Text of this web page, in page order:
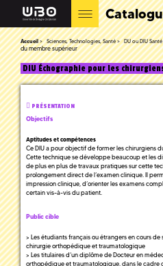
Accueil Sciences, Technologies, Santé DU ou DIU Santé
du membre supérieur
DIU Échographie pour les
PRÉSENTATION
Objectifs
Aptitudes et compétences
Ce DIU a pour objectif de former les chirurgiens
Cette technique se développe beaucoup et les
de plus en plus de travaux pratiques sur cette
prolongement direct de l’examen clinique. Il
impression clinique, d’orienter les examens
certain vis-à-vis du patient.
Public cible
> Les étudiants français ou étrangers en cours
chirurgie orthopédique et traumatologique
> Les titulaires d’un diplôme de Docteur en
orthopédique et traumatologique, dans le cadre